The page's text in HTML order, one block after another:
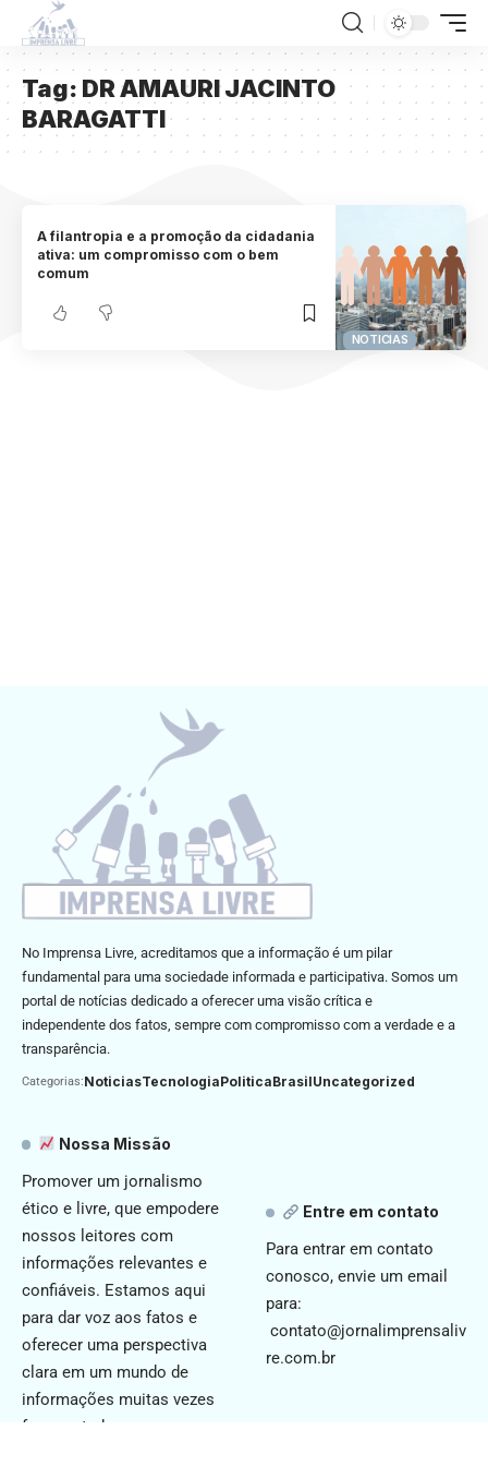
Tag: DR AMAURI JACINTO
BARAGATTI
NOTICIAS
A filantropia e a promoção da cidadania
ativa: um compromisso com o bem
comum
No Imprensa Livre, acreditamos que a informação é um pilar
fundamental para uma sociedade informada e participativa. Somos um
portal de notícias dedicado a oferecer uma visão crítica e
independente dos fatos, sempre com compromisso com a verdade e a
transparência.
Categorias:NoticiasTecnologiaPoliticaBrasilUncategorized
Nossa Missão
Promover um jornalismo
ético e livre, que empodere
nossos leitores com
informações relevantes e
confiáveis. Estamos aqui
para dar voz aos fatos e
oferecer uma perspectiva
clara em um mundo de
informações muitas vezes
fragmentadas.
Entre em contato
Para entrar em contato
conosco, envie um email
para:
contato@jornalimprensaliv
re.com.br